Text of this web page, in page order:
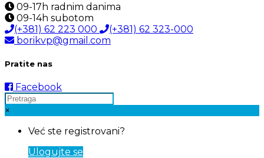
09-17h radnim danima
09-14h subotom
(+381) 62 223 000
(+381) 62 323-000
borikvp@gmail.com
Pratite nas
Facebook
×
Već ste registrovani?
Ulogujte se